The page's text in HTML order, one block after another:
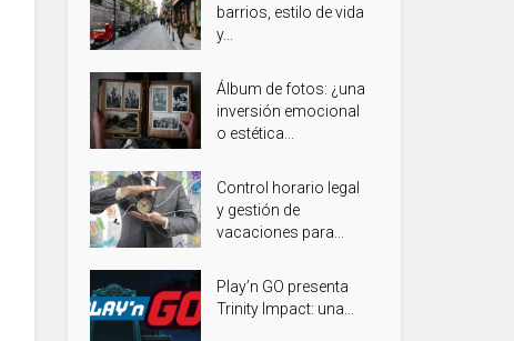
barrios, estilo de vida
y...
Álbum de fotos: ¿una
inversión emocional
o estética...
Control horario legal
y gestión de
vacaciones para...
Play’n GO presenta
Trinity Impact: una...